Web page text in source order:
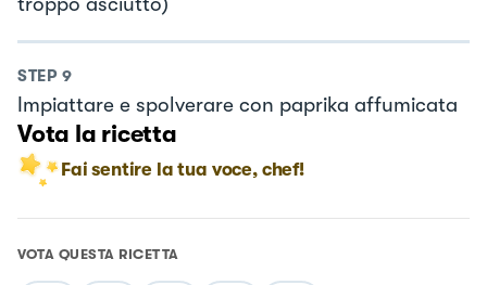
STEP 9
Impiattare e spolverare con paprika affumicata
Vota la ricetta
Fai sentire la tua voce, chef!
VOTA QUESTA RICETTA